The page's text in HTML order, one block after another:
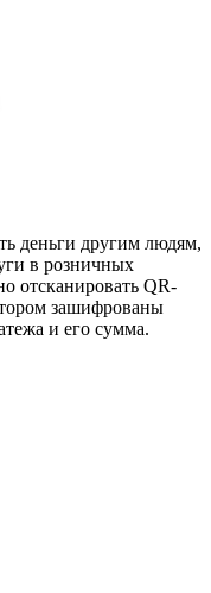
деньги другим людям,
в розничных
отсканировать QR-
зашифрованы
и его сумма.